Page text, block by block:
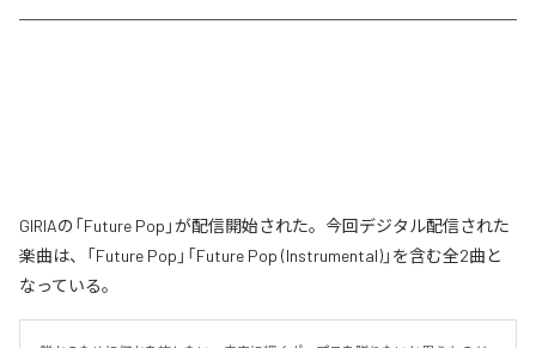
GIRIAの「Future Pop」が配信開始された。今回デジタル配信された
楽曲は、「Future Pop」「Future Pop (Instrumental)」を含む全2曲と
なっている。